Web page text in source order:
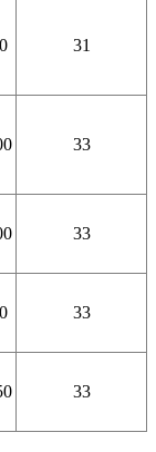
31
33
33
33
33